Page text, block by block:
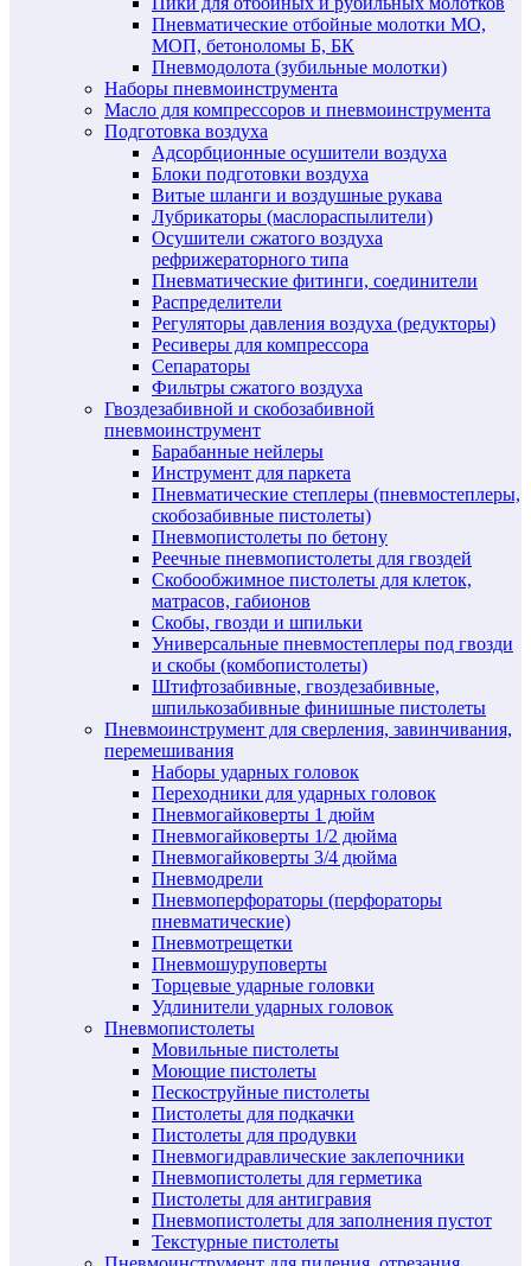
Пневматические отбойные молотки МО,
МОП, бетоноломы Б, БК
Пневмодолота (зубильные молотки)
Наборы пневмоинструмента
Масло для компрессоров и пневмоинструмента
Подготовка воздуха
Адсорбционные осушители воздуха
Блоки подготовки воздуха
Витые шланги и воздушные рукава
Лубрикаторы (маслораспылители)
Осушители сжатого воздуха
рефрижераторного типа
Пневматические фитинги, соединители
Распределители
Регуляторы давления воздуха (редукторы)
Ресиверы для компрессора
Сепараторы
Фильтры сжатого воздуха
Гвоздезабивной и скобозабивной
пневмоинструмент
Барабанные нейлеры
Инструмент для паркета
Пневматические степлеры (пневмостеплеры,
скобозабивные пистолеты)
Пневмопистолеты по бетону
Реечные пневмопистолеты для гвоздей
Скобообжимное пистолеты для клеток,
матрасов, габионов
Скобы, гвозди и шпильки
Универсальные пневмостеплеры под гвозди
и скобы (комбопистолеты)
Штифтозабивные, гвоздезабивные,
шпилькозабивные финишные пистолеты
Пневмоинструмент для сверления, завинчивания,
перемешивания
Наборы ударных головок
Переходники для ударных головок
Пневмогайковерты 1 дюйм
Пневмогайковерты 1/2 дюйма
Пневмогайковерты 3/4 дюйма
Пневмодрели
Пневмоперфораторы (перфораторы
пневматические)
Пневмотрещетки
Пневмошуруповерты
Торцевые ударные головки
Удлинители ударных головок
Пневмопистолеты
Мовильные пистолеты
Моющие пистолеты
Пескоструйные пистолеты
Пистолеты для подкачки
Пистолеты для продувки
Пневмогидравлические заклепочники
Пневмопистолеты для герметика
Пистолеты для антигравия
Пневмопистолеты для заполнения пустот
Текстурные пистолеты